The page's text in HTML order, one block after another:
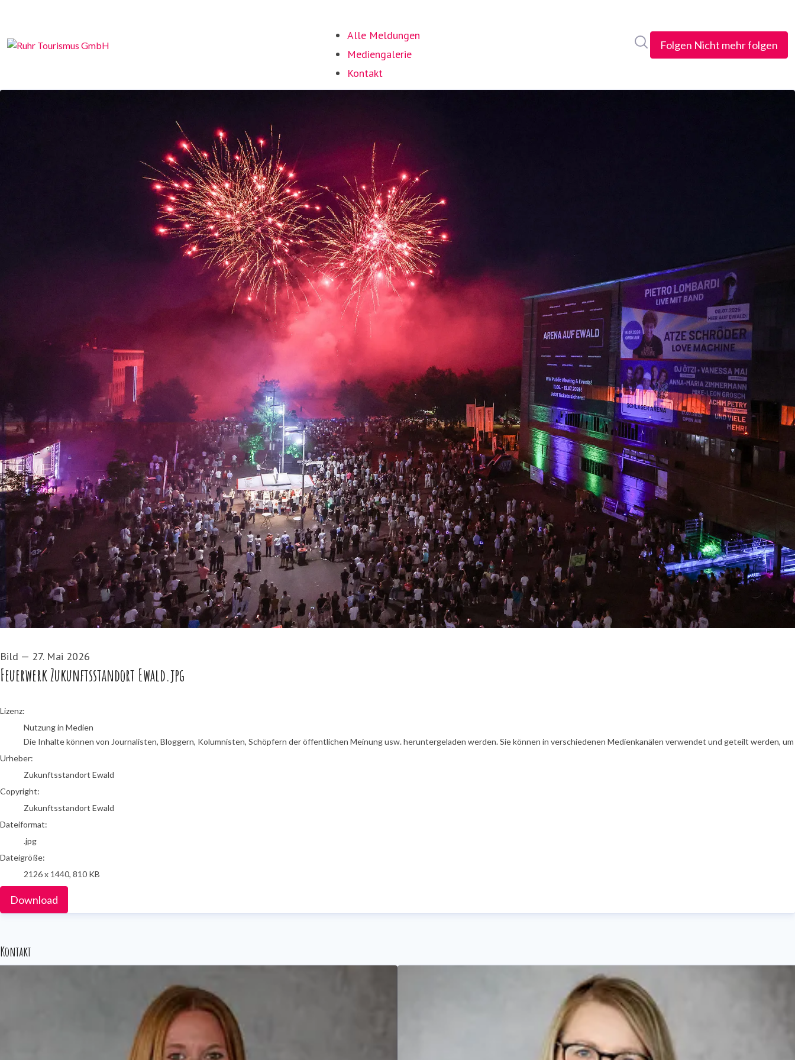
Alle Meldungen
Mediengalerie
Kontakt
Folgen Nicht mehr folgen
Bild — 27. Mai 2026
Feuerwerk Zukunftsstandort Ewald.jpg
Zukunftsstandort Ewald
Lizenz:
Nutzung in Medien
Die Inhalte können von Journalisten, Bloggern, Kolumnisten, Schöpfern der öffentlichen Meinung usw. heruntergeladen werden. Sie können in verschiedenen Medienkanälen verwendet und geteilt
Urheber:
Zukunftsstandort Ewald
Copyright:
Zukunftsstandort Ewald
Dateiformat:
.jpg
Dateigröße:
2126 x 1440, 810 KB
Download
Kontakt